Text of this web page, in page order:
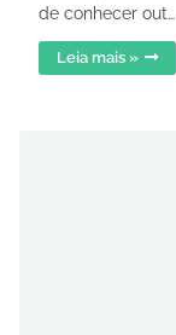
de conhecer out…
Leia mais »